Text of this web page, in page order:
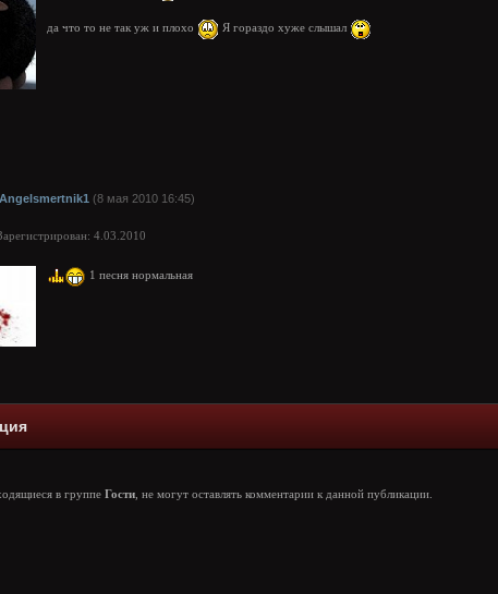
да что то не так уж и плохо Я гораздо хуже слышал
Angelsmertnik1 (8 мая 2010 16:45)
4.03.2010
1 песня нормальная
в группе Гости , не могут оставлять комментарии к данной публикации.